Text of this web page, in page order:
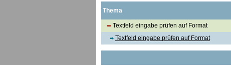
Thema
Textfeld eingabe prüfen auf Format
Textfeld eingabe prüfen auf Format